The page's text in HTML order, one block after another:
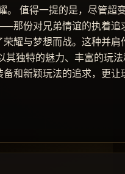
。 值得一提的是，尽管超
那份对兄弟情谊的执着追
耀与梦想而战。这种并肩
其独特的魅力、丰富的玩
和新颖玩法的追求，更让